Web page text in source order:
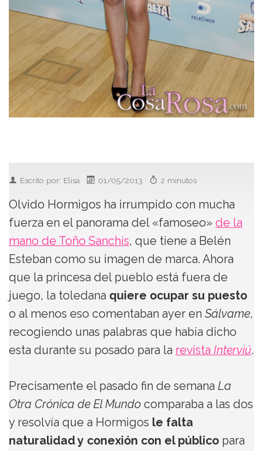
Escrito por: Elisa 01/05/2013 2 minutos
Olvido Hormigos ha irrumpido con mucha
fuerza en el panorama del «famoseo» de la
mano de Toño Sanchís, que tiene a Belén
Esteban como su imagen de marca. Ahora
que la princesa del pueblo está fuera de
juego, la toledana quiere ocupar su puesto
o al menos eso comentaban ayer en Sálvame,
recogiendo unas palabras que había dicho
esta durante su posado para la revista Interviú.
Precisamente el pasado fin de semana La
Otra Crónica de El Mundo comparaba a las dos
y resolvía que a Hormigos le falta
naturalidad y conexión con el público para